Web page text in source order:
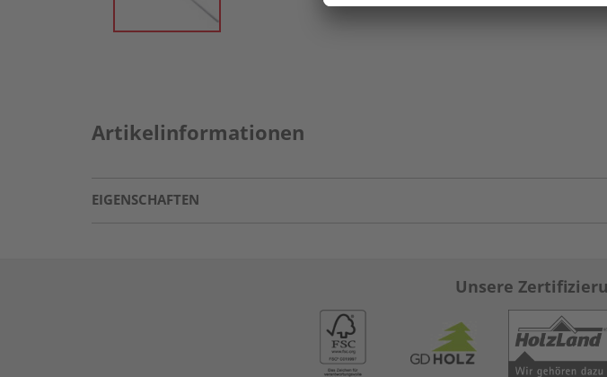
Artikelinformationen
EIGENSCHAFTEN
Unsere